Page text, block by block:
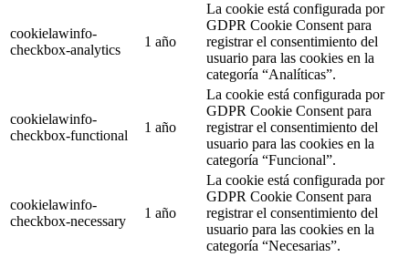
cookielawinfo-
checkbox-analytics
1 año
La cookie está configurada por
GDPR Cookie Consent para
registrar el consentimiento del
usuario para las cookies en la
categoría “Analíticas”.
cookielawinfo-
checkbox-functional
1 año
La cookie está configurada por
GDPR Cookie Consent para
registrar el consentimiento del
usuario para las cookies en la
categoría “Funcional”.
cookielawinfo-
checkbox-necessary
1 año
La cookie está configurada por
GDPR Cookie Consent para
registrar el consentimiento del
usuario para las cookies en la
categoría “Necesarias”.